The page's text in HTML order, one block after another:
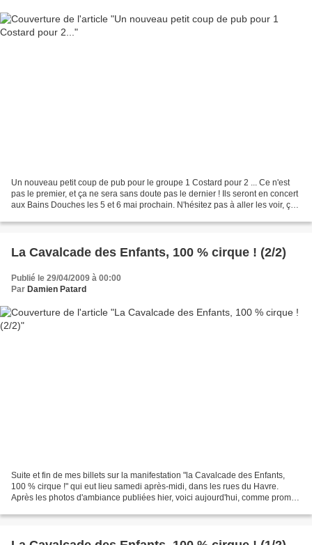
Un nouveau petit coup de pub pour le groupe 1 Costard pour 2 ... Ce n'est
pas le premier, et ça ne sera sans doute pas le dernier ! Ils seront en concert
aux Bains Douches les 5 et 6 mai prochain. N'hésitez pas à aller les voir, ça
La Cavalcade des Enfants, 100 % cirque ! (2/2)
Publié le 29/04/2009 à 00:00
Par Damien Patard
Suite et fin de mes billets sur la manifestation "la Cavalcade des Enfants,
100 % cirque !" qui eut lieu samedi après-midi, dans les rues du Havre.
Après les photos d'ambiance publiées hier, voici aujourd'hui, comme promis,